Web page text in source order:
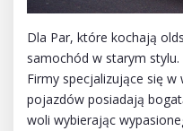
Dla Par, które kochają
samochód w starym
Firmy specjalizujące się
pojazdów posiadają
woli wybierając